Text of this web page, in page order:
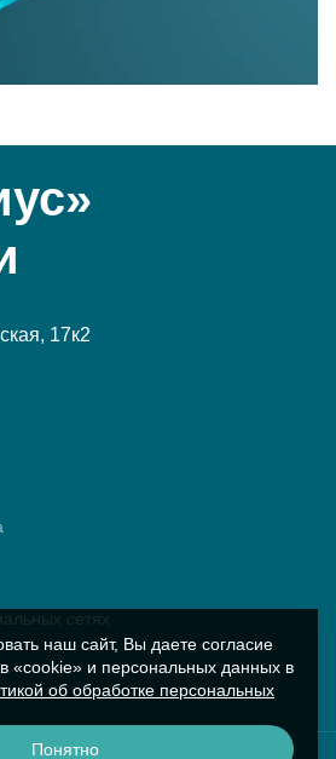
17к2
сетях
наш сайт, Вы даете согласие
«cookie» и персональных данных в
об обработке персональных
Понятно